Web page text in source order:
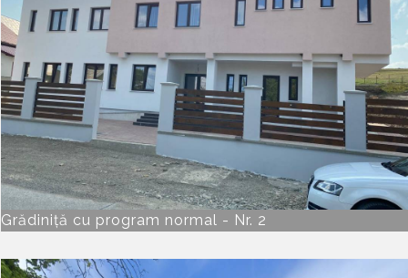
Grădiniță cu program normal - Nr. 2